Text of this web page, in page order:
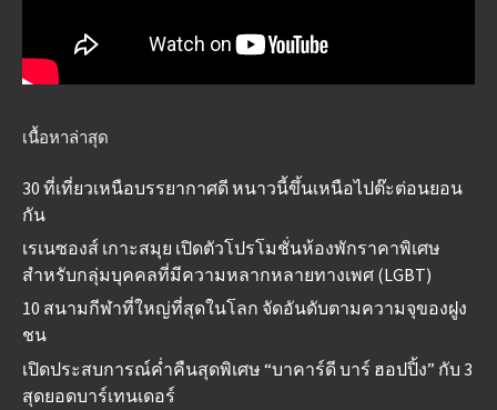
เนื้อหาล่าสุด
30 ที่เที่ยวเหนือบรรยากาศดี หนาวนี้ขึ้นเหนือไปต๊ะต่อนยอน
กัน
เรเนซองส์ เกาะสมุย เปิดตัวโปรโมชั่นห้องพักราคาพิเศษ
สำหรับกลุ่มบุคคลที่มีความหลากหลายทางเพศ (LGBT)
10 สนามกีฬาที่ใหญ่ที่สุดในโลก จัดอันดับตามความจุของฝูง
ชน
เปิดประสบการณ์ค่ำคืนสุดพิเศษ “บาคาร์ดี บาร์ ฮอปปิ้ง” กับ 3
สุดยอดบาร์เทนเดอร์